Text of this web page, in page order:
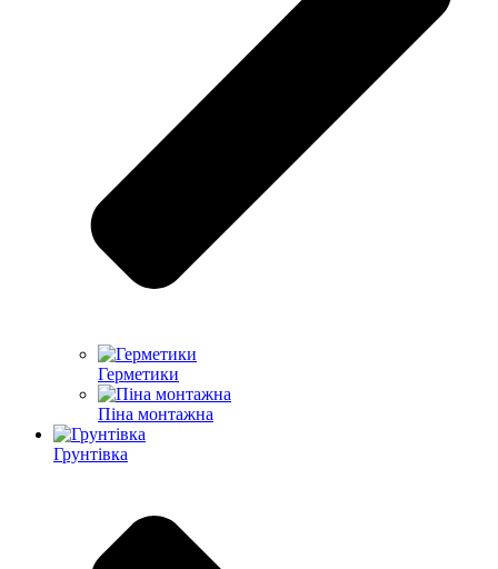
Герметики
Піна монтажна
Грунтівка